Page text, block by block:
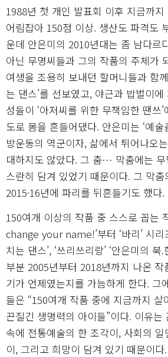
1988년 첫 개인 발표회 이후 지금까
어림잡아 150점 이상. 생산도 파격도
운데 안은미의 2010년대는 좀 남다르
아닌 무명씨들과 그의 작품의 주체가
여생을 조용히 보내던 할머니들과 함
는 댄스’를 선보였고, 야근과 밥벌이
성들이 ‘아저씨를 위한 무책임한 땐쓰
도로 몸을 흔들어댔다. 안은미는 ‘예술
방운동의 역군이자, 삶에서 튀어나오
대하지도 않았다. 그 춤… 막춤에는
스란히 담겨 있었기 때문이다. 그 막춤
2015·16년에 파리를 뒤흔들기도 했다.
150여개 이상의 작품 중 스스로 꼽는
change your name!’부터 ‘바리’ 시리
치는 댄스’, ‘쓰리쓰리랑’ ‘안은미의 북
부분 2005년부터 2018년까지 나온 작
기가 언제였는지를 가늠하게 한다. 그
들은 “150여개 작품 중에 지금까지 살
끈질긴 생명력의 아이들”이다. 이유는
속에 전통예술의 한 조각이, 사회의
이, 그리고 희망이 담겨 있기 때문이